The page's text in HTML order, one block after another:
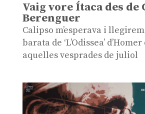
Vaig vore Ítaca des de
Berenguer
Calipso m’esperava i
barata de ‘L’Odissea’
aquelles vesprades de juliol